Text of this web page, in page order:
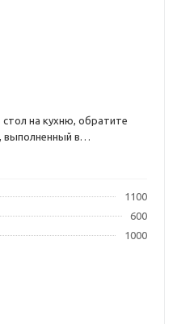
на кухню, обратите
выполненный в
1100
600
1000